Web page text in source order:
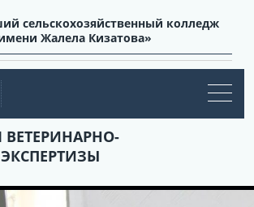
сельскохозяйственный колледж
Жалела Кизатова»